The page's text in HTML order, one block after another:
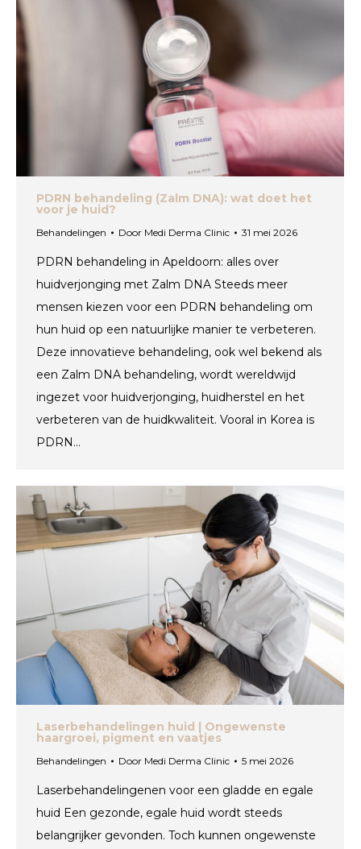
PDRN behandeling (Zalm DNA): wat doet het
voor je huid?
Behandelingen Door Medi Derma Clinic 31 mei 2026
PDRN behandeling in Apeldoorn: alles over
huidverjonging met Zalm DNA Steeds meer
mensen kiezen voor een PDRN behandeling om
hun huid op een natuurlijke manier te verbeteren.
Deze innovatieve behandeling, ook wel bekend als
een Zalm DNA behandeling, wordt wereldwijd
ingezet voor huidverjonging, huidherstel en het
verbeteren van de huidkwaliteit. Vooral in Korea is
PDRN…
Laserbehandelingen huid | Ongewenste
haargroei, pigment en vaatjes
Behandelingen Door Medi Derma Clinic 5 mei 2026
Laserbehandelingenen voor een gladde en egale
huid Een gezonde, egale huid wordt steeds
belangrijker gevonden. Toch kunnen ongewenste